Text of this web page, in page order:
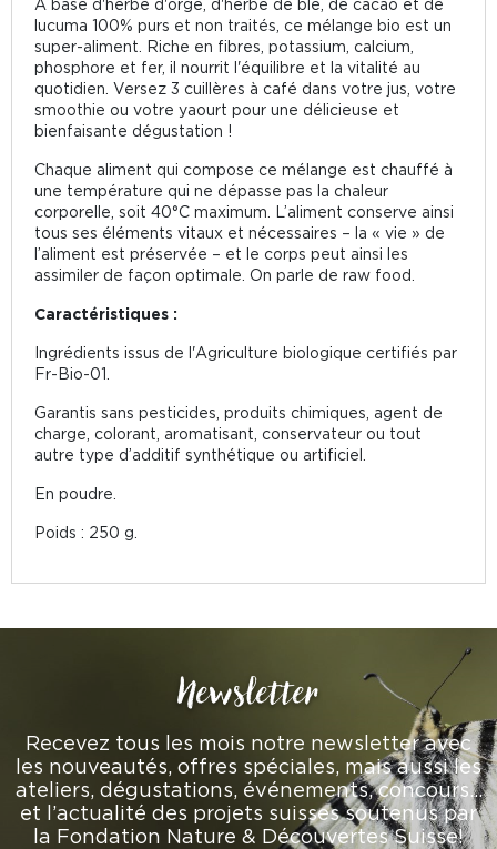
À base d'herbe d'orge, d'herbe de blé, de cacao et de
lucuma 100% purs et non traités, ce mélange bio est un
super-aliment. Riche en fibres, potassium, calcium,
phosphore et fer, il nourrit l'équilibre et la vitalité au
quotidien. Versez 3 cuillères à café dans votre jus, votre
smoothie ou votre yaourt pour une délicieuse et
bienfaisante dégustation !
Chaque aliment qui compose ce mélange est chauffé à
une température qui ne dépasse pas la chaleur
corporelle, soit 40°C maximum. L’aliment conserve ainsi
tous ses éléments vitaux et nécessaires – la « vie » de
l’aliment est préservée – et le corps peut ainsi les
assimiler de façon optimale. On parle de raw food.
Caractéristiques :
Ingrédients issus de l'Agriculture biologique certifiés par
Fr-Bio-01.
Garantis sans pesticides, produits chimiques, agent de
charge, colorant, aromatisant, conservateur ou tout
autre type d’additif synthétique ou artificiel.
En poudre.
Poids : 250 g.
Newsletter
Recevez tous les mois notre newsletter avec
les nouveautés, offres spéciales, mais aussi les
ateliers, dégustations, événements, concours…
et l’actualité des projets suisses soutenus par
la Fondation Nature & Découvertes Suisse!